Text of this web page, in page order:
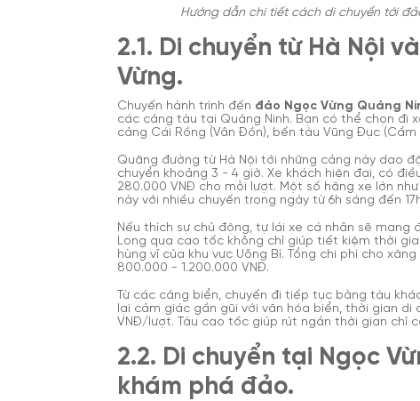
Hướng dẫn chi tiết cách di chuyển tới
2.1. Di chuyển từ Hà Nội
Vừng.
Chuyến hành trình đến đảo Ngọc Vừng Quảng
các cảng tàu tại Quảng Ninh. Bạn có thể chọn đi
cảng Cái Rồng (Vân Đồn), bến tàu Vũng Đục
Quãng đường từ Hà Nội tới những cảng này dao
chuyển khoảng 3 - 4 giờ. Xe khách hiện đại, có
280.000 VNĐ cho mỗi lượt. Một số hãng xe lớn
này với nhiều chuyến trong ngày từ 6h sáng đến
Nếu thích sự chủ động, tự lái xe cá nhân sẽ mang
Long qua cao tốc không chỉ giúp tiết kiệm thời
hùng vĩ của khu vực Uông Bí. Tổng chi phí cho
800.000 - 1.200.000 VNĐ.
Từ các cảng biển, chuyến đi tiếp tục bằng tàu
lại cảm giác gần gũi với văn hóa biển, thời gian
VNĐ/lượt. Tàu cao tốc giúp rút ngắn thời gian chỉ
2.2. Di chuyển tại Ngọc
khám phá đảo.